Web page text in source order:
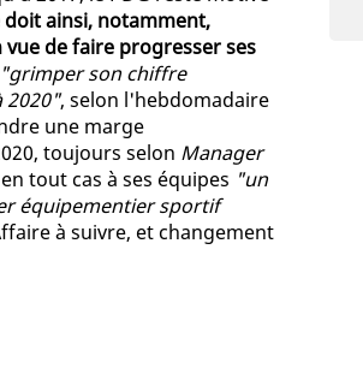
doit ainsi, notamment,
de faire progresser ses
"grimper son chiffre
2020", selon l'hebdomadaire
une marge
toujours selon Manager
tout cas à ses équipes "un
équipementier sportif
à suivre, et changement